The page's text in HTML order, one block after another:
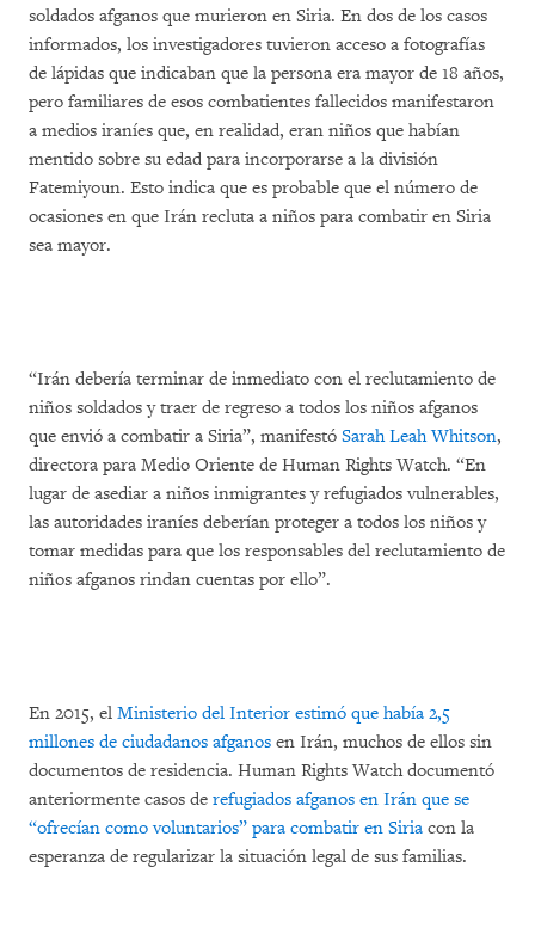
soldados afganos que murieron en Siria. En dos de los casos
informados, los investigadores tuvieron acceso a fotografías
de lápidas que indicaban que la persona era mayor de 18 años,
pero familiares de esos combatientes fallecidos manifestaron
a medios iraníes que, en realidad, eran niños que habían
mentido sobre su edad para incorporarse a la división
Fatemiyoun. Esto indica que es probable que el número de
ocasiones en que Irán recluta a niños para combatir en Siria
sea mayor.
“Irán debería terminar de inmediato con el reclutamiento de
niños soldados y traer de regreso a todos los niños afganos
que envió a combatir a Siria”, manifestó Sarah Leah Whitson,
directora para Medio Oriente de Human Rights Watch. “En
lugar de asediar a niños inmigrantes y refugiados vulnerables,
las autoridades iraníes deberían proteger a todos los niños y
tomar medidas para que los responsables del reclutamiento de
niños afganos rindan cuentas por ello”.
En 2015, el Ministerio del Interior estimó que había 2,5
millones de ciudadanos afganos en Irán, muchos de ellos sin
documentos de residencia. Human Rights Watch documentó
anteriormente casos de refugiados afganos en Irán que se
“ofrecían como voluntarios” para combatir en Siria con la
esperanza de regularizar la situación legal de sus familias.